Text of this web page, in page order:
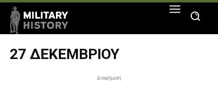
27 ΔΕΚΕΜΒΡΊΟΥ
Διαφήμιση